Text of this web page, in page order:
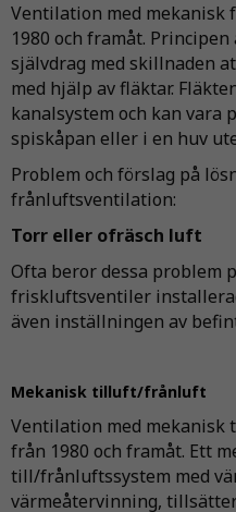
Ventilation med
1980 och framåt. Principen
självdrag med skillnaden
med hjälp av fläktar.
kanalsystem och kan vara
spiskåpan eller i en huv
Problem och förslag på
frånluftsventilation:
Torr eller ofräsch luft
Ofta beror dessa problem
friskluftsventiler
även inställningen av
Mekanisk tilluft/frånluft
Ventilation med
från 1980 och framåt. Ett
till/frånluftssystem med
värmeåtervinning,